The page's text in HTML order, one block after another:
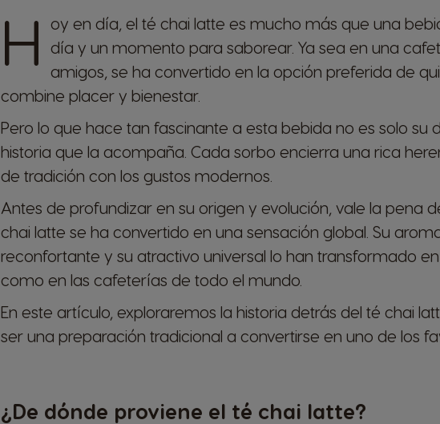
H
oy en día, el té chai latte es mucho más que una
día y un momento para saborear. Ya sea en una
amigos, se ha convertido en la opción preferida de
combine placer y bienestar.
Pero lo que hace tan fascinante a esta bebida no es solo su
historia que la acompaña. Cada sorbo encierra una rica
de tradición con los gustos modernos.
Antes de profundizar en su origen y evolución, vale la pena
chai latte se ha convertido en una sensación global. Su
reconfortante y su atractivo universal lo han transformado
como en las cafeterías de todo el mundo.
En este artículo, exploraremos la historia detrás del té chai
ser una preparación tradicional a convertirse en uno de los
¿De dónde proviene el té chai latte?